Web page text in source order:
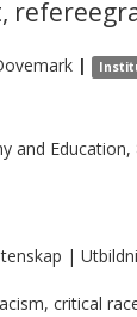
,
|
and Education,
|
critical